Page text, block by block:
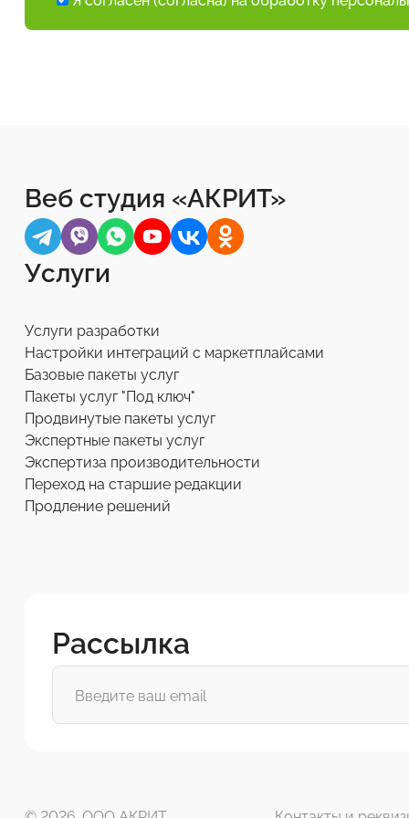
Веб студия «АКРИТ»
Услуги
Услуги разработки
Настройки интеграций с маркетплайсами
Базовые пакеты услуг
Пакеты услуг "Под ключ"
Продвинутые пакеты услуг
Экспертные пакеты услуг
Экспертиза производительности
Переход на старшие редакции
Продление решений
Рассылка